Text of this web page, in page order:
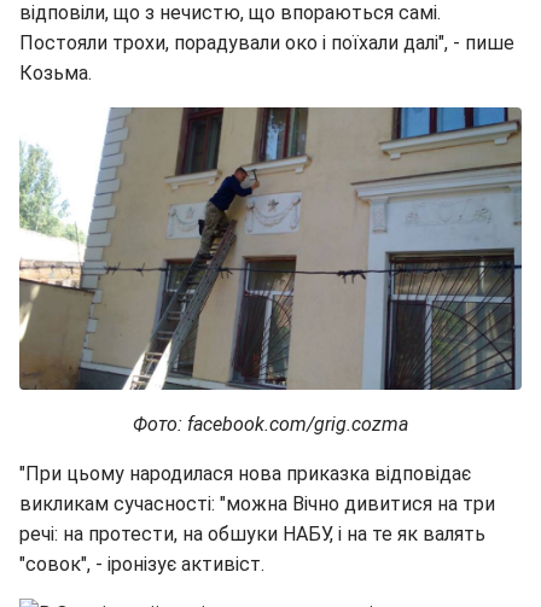
відповіли, що з нечистю, що впораються самі.
Постояли трохи, порадували око і поїхали далі", - пише
Козьма.
Фото: facebook.com/grig.cozma
"При цьому народилася нова приказка відповідає
викликам сучасності: "можна Вічно дивитися на три
речі: на протести, на обшуки НАБУ, і на те як валять
"совок", - іронізує активіст.